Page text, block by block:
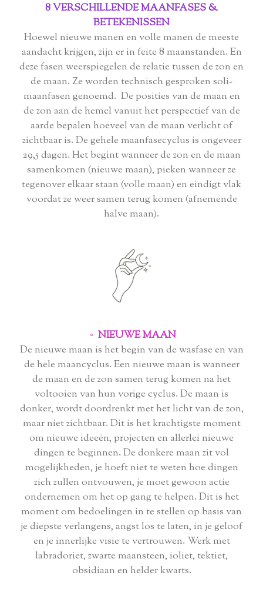
8 VERSCHILLENDE MAANFASES &
BETEKENISSEN
Hoewel nieuwe manen en volle manen de meeste
aandacht krijgen, zijn er in feite 8 maanstanden. En
deze fasen weerspiegelen de relatie tussen de zon en
de maan. Ze worden technisch gesproken soli-
maanfasen genoemd. De posities van de maan en
de zon aan de hemel vanuit het perspectief van de
aarde bepalen hoeveel van de maan verlicht of
zichtbaar is. De gehele maanfasecyclus is ongeveer
29,5 dagen. Het begint wanneer de zon en de maan
samenkomen (nieuwe maan), pieken wanneer ze
tegenover elkaar staan ​​(volle maan) en eindigt vlak
voordat ze weer samen terug komen (afnemende
halve maan).
◦ NIEUWE MAAN
De nieuwe maan is het begin van de wasfase en van
de hele maancyclus. Een nieuwe maan is wanneer
de maan en de zon samen terug komen na het
voltooien van hun vorige cyclus. De maan is
donker, wordt doordrenkt met het licht van de zon,
maar niet zichtbaar. Dit is het krachtigste moment
om nieuwe ideeën, projecten en allerlei nieuwe
dingen te beginnen. De donkere maan zit vol
mogelijkheden, je hoeft niet te weten hoe dingen
zich zullen ontvouwen, je moet gewoon actie
ondernemen om het op gang te helpen. Dit is het
moment om bedoelingen in te stellen op basis van
je diepste verlangens, angst los te laten, in je geloof
en je innerlijke visie te vertrouwen. Werk met
labradoriet, zwarte maansteen, ioliet, tektiet,
obsidiaan en helder kwarts.